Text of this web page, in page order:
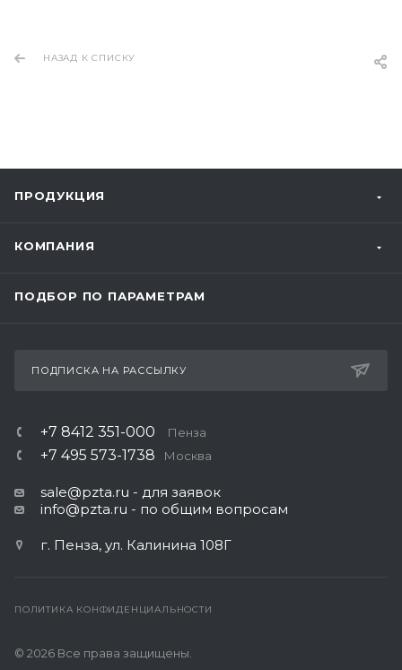
НАЗАД К СПИСКУ
ПРОДУКЦИЯ
КОМПАНИЯ
ПОДБОР ПО ПАРАМЕТРАМ
ПОДПИСКА НА РАССЫЛКУ
+7 8412 351-000 Пенза
+7 495 573-1738 Москва
sale@pzta.ru - для заявок
info@pzta.ru - по общим вопросам
г. Пенза, ул. Калинина 108Г
ПОЛИТИКА КОНФИДЕНЦИАЛЬНОСТИ
© 2026 Все права защищены.